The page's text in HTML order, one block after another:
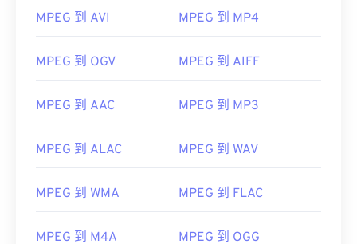
MPEG 到 AVI MPEG 到 MP4
MPEG 到 OGV MPEG 到 AIFF
MPEG 到 AAC MPEG 到 MP3
MPEG 到 ALAC MPEG 到 WAV
MPEG 到 WMA MPEG 到 FLAC
MPEG 到 M4A MPEG 到 OGG